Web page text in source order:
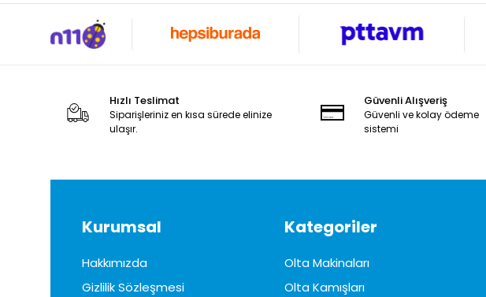
Hızlı Teslimat
Siparişleriniz en kısa sürede elinize
ulaşır.
Güvenli Alışveriş
Güvenli ve kolay ödeme
sistemi
Kurumsal
Hakkımızda
Gizlilik Sözleşmesi
Kategoriler
Olta Makinaları
Olta Kamışları